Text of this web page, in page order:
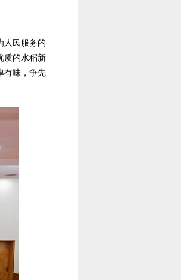
人民服务的
质的水稻新
有味，争先